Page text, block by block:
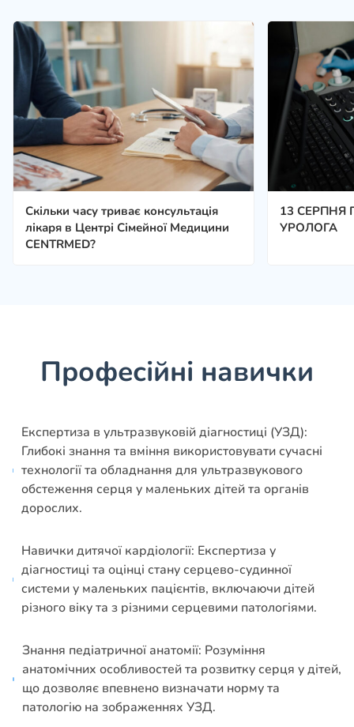
Скільки часу триває консультація
лікаря в Центрі Сімейної Медицини
CENTRMED?
13 СЕРПНЯ
УРОЛОГА
Професійні навички
Експертиза в ультразвуковій діагностиці (УЗД):
Глибокі знання та вміння використовувати сучасні
технології та обладнання для ультразвукового
обстеження серця у маленьких дітей та органів
дорослих.
Навички дитячої кардіології: Експертиза у
діагностиці та оцінці стану серцево-судинної
системи у маленьких пацієнтів, включаючи дітей
різного віку та з різними серцевими патологіями.
Знання педіатричної анатомії: Розуміння
анатомічних особливостей та розвитку серця у дітей,
що дозволяє впевнено визначати норму та
патологію на зображеннях УЗД.